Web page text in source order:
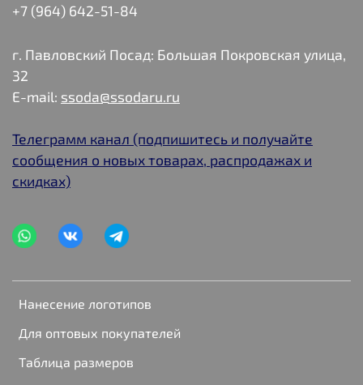
Нанесение логотипов
Для оптовых покупателей
Таблица размеров
+7 (964) 642-51-84
г. Павловский Посад: Большая Покровская улица,
32
E-mail: ssoda@ssodaru.ru
Телеграмм канал (подпишитесь и получайте
сообщения о новых товарах, распродажах и
скидках)